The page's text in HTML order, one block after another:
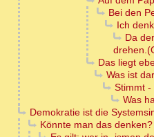
Bei den
Ich
Da
Das liegt
Was ist
Stimmt -
Was
Demokratie ist die
Könnte man das denken?